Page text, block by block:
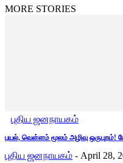
MORE STORIES
புதிய ஜனநாயகம்
புயல், வெள்ளம் மூலம் அழிவு ஒருபுறம்!
புதிய ஜனநாயகம் - April 28,